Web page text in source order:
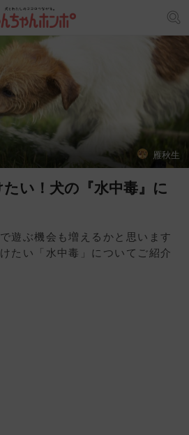
雁秋生
い！犬の『水中毒』に
遊ぶ機会も増えるかと思います
たい「水中毒」についてご紹介